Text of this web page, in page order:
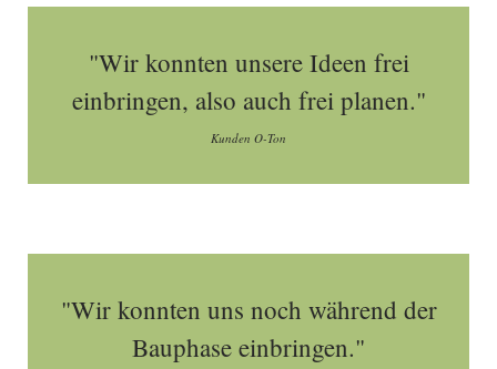
"Wir konnten unsere Ideen frei
einbringen, also auch frei planen."
Kunden O-Ton
"Wir konnten uns noch während der
Bauphase einbringen."